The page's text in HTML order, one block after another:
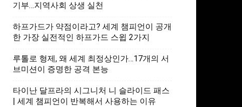
기부…지역사회 상생 실천
하프가드가 약점이라고? 세계 챔피언이 공개
한 가장 실전적인 하프가드 스윕 2가지
루톨로 형제, 왜 세계 최정상인가…17개의 서
브미션이 증명한 공격 본능
타이난 달프라의 시그니처 니 슬라이드 패스
| 세계 챔피언이 반복해서 사용하는 이유